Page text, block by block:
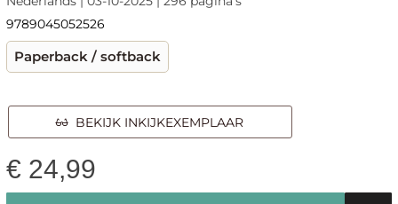
9789045052526
Paperback / softback
BEKIJK INKIJKEXEMPLAAR
€ 24,99